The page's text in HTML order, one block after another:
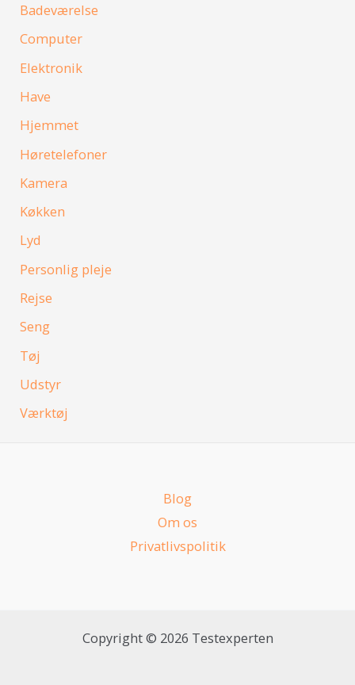
Badeværelse
Computer
Elektronik
Have
Hjemmet
Høretelefoner
Kamera
Køkken
Lyd
Personlig pleje
Rejse
Seng
Tøj
Udstyr
Værktøj
Blog
Om os
Privatlivspolitik
Copyright © 2026 Testexperten